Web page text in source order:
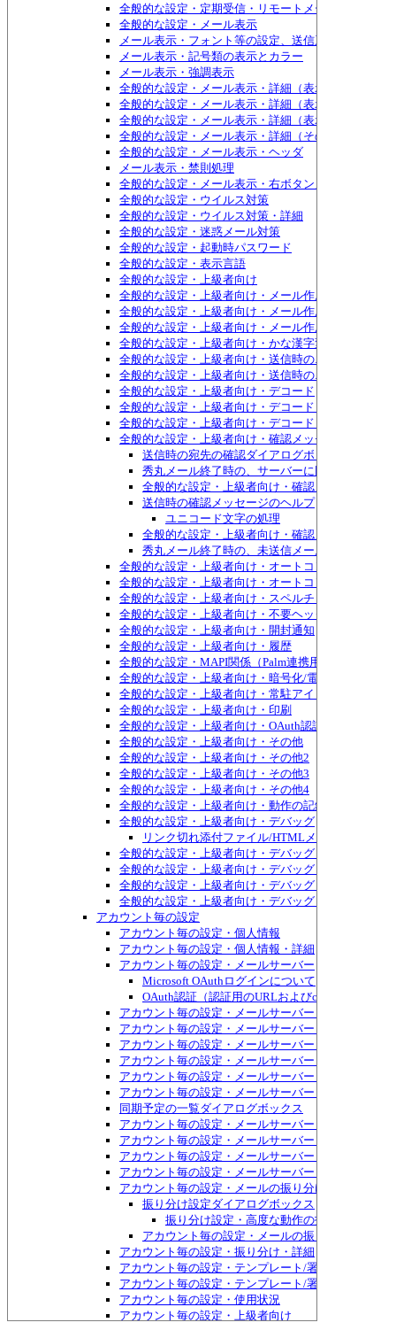
全般的な設定・定期受信・リモートメール
全般的な設定・メール表示
メール表示・フォント等の設定、送信系/受信系それ
メール表示・記号類の表示とカラー
メール表示・強調表示
全般的な設定・メール表示・詳細（表示関係）
全般的な設定・メール表示・詳細（表示関係）・も
全般的な設定・メール表示・詳細（表示関係）・も
全般的な設定・メール表示・詳細（その他）
全般的な設定・メール表示・ヘッダ
メール表示・禁則処理
全般的な設定・メール表示・右ボタンメニュー
全般的な設定・ウイルス対策
全般的な設定・ウイルス対策・詳細
全般的な設定・迷惑メール対策
全般的な設定・起動時パスワード
全般的な設定・表示言語
全般的な設定・上級者向け
全般的な設定・上級者向け・メール作成
全般的な設定・上級者向け・メール作成・返信
全般的な設定・上級者向け・メール作成・自動保存
全般的な設定・上級者向け・かな漢字変換
全般的な設定・上級者向け・送信時のエンコード
全般的な設定・上級者向け・送信時のエンコード・
全般的な設定・上級者向け・デコード
全般的な設定・上級者向け・デコード・添付ファイル
全般的な設定・上級者向け・デコード・文字化け対策
全般的な設定・上級者向け・確認メッセージ
送信時の宛先の確認ダイアログボックス
秀丸メール終了時の、サーバーに同期させるか
全般的な設定・上級者向け・確認メッセージ・
送信時の確認メッセージのヘルプ
ユニコード文字の処理
全般的な設定・上級者向け・確認メッセージ・
秀丸メール終了時の、未送信メールについての
全般的な設定・上級者向け・オートコンプリート
全般的な設定・上級者向け・オートコンプリート・
全般的な設定・上級者向け・スペルチェック
全般的な設定・上級者向け・不要ヘッダ
全般的な設定・上級者向け・開封通知
全般的な設定・上級者向け・履歴
全般的な設定・MAPI関係（Palm連携用）
全般的な設定・上級者向け・暗号化/電子署名
全般的な設定・上級者向け・常駐アイコン
全般的な設定・上級者向け・印刷
全般的な設定・上級者向け・OAuth認証
全般的な設定・上級者向け・その他
全般的な設定・上級者向け・その他2
全般的な設定・上級者向け・その他3
全般的な設定・上級者向け・その他4
全般的な設定・上級者向け・動作の記録
全般的な設定・上級者向け・デバッグ
リンク切れ添付ファイル/HTMLメールの検索ダ
全般的な設定・上級者向け・デバッグ・デバッグ2
全般的な設定・上級者向け・デバッグ・デバッグ3
全般的な設定・上級者向け・デバッグ・ソケット
全般的な設定・上級者向け・デバッグ・IMAP
アカウント毎の設定
アカウント毎の設定・個人情報
アカウント毎の設定・個人情報・詳細
アカウント毎の設定・メールサーバー
Microsoft OAuthログインについて
OAuth認証（認証用のURLおよびcode=入力）ダ
アカウント毎の設定・メールサーバー・詳細
アカウント毎の設定・メールサーバー・詳細・再試行
アカウント毎の設定・メールサーバー・詳細・SSLで
アカウント毎の設定・メールサーバー・詳細2
アカウント毎の設定・メールサーバー・トラブル対策
アカウント毎の設定・メールサーバー・POP/IMAP
同期予定の一覧ダイアログボックス
アカウント毎の設定・メールサーバー・POP/IMAP・
アカウント毎の設定・メールサーバー・POP/IMAP・
アカウント毎の設定・メールサーバー・POP/IMAP・
アカウント毎の設定・メールサーバー・POP/IMAP・
アカウント毎の設定・メールの振り分け
振り分け設定ダイアログボックス
振り分け設定・高度な動作の指定ダイアロ
アカウント毎の設定・メールの振り分け・不要
アカウント毎の設定・振り分け・詳細
アカウント毎の設定・テンプレート/署名
アカウント毎の設定・テンプレート/署名・HTMLメ
アカウント毎の設定・使用状況
アカウント毎の設定・上級者向け